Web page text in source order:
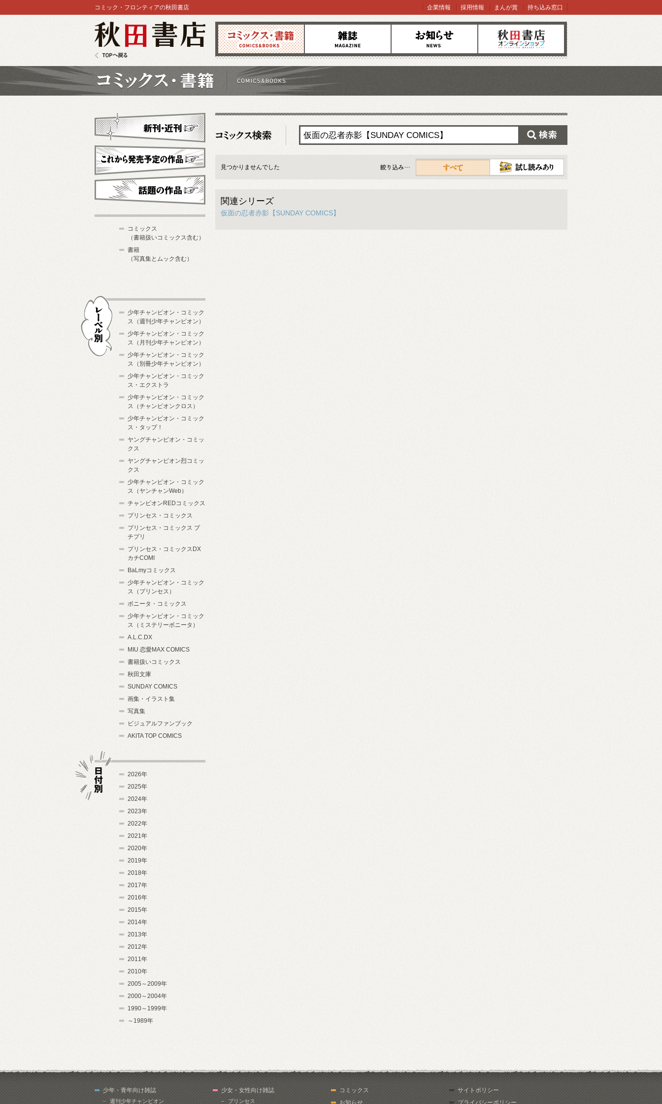
コミックス 雑誌 お知らせ オンラインショップ
コミック・フロンティアの秋田書店 企業情報 採用情報 まんが賞 持ち込み窓口
見つかりませんでした
すべて
関連シリーズ
仮面の忍者赤影【SUNDAY COMICS】
新刊・近刊
これから発売予定
コミックス
（書籍扱いコミックス含む）
書籍
（写真集とムック含む）
少年チャンピオン・コミック
ス（週刊少年チャンピオン）
少年チャンピオン・コミック
ス（月刊少年チャンピオン）
少年チャンピオン・コミック
ス（別冊少年チャンピオン）
少年チャンピオン・コミック
ス・エクストラ
少年チャンピオン・コミック
ス（チャンピオンクロス）
少年チャンピオン・コミック
ス・タップ！
ヤングチャンピオン・コミッ
クス
ヤングチャンピオン烈コミッ
クス
少年チャンピオン・コミック
ス（ヤンチャンWeb）
チャンピオンREDコミックス
プリンセス・コミックス
プリンセス・コミックス プ
チプリ
プリンセス・コミックスDX
カチCOMI
BaLmyコミックス
少年チャンピオン・コミック
ス（プリンセス）
ボニータ・コミックス
少年チャンピオン・コミック
ス（ミステリーボニータ）
A.L.C.DX
MIU 恋愛MAX COMICS
書籍扱いコミックス
秋田文庫
SUNDAY COMICS
画集・イラスト集
写真集
ビジュアルファンブック
AKITA TOP COMICS
2026年
2025年
2024年
2023年
2022年
2021年
2020年
2019年
2018年
2017年
2016年
2015年
2014年
2013年
2012年
2011年
2010年
2005～2009年
2000～2004年
1990～1999年
～1989年
少年・青年向け雑誌
週刊少年チャンピオン
少女・女性向け雑誌
プリンセス
コミックス
お知らせ
サイトポリシー
プライバシーポリシー